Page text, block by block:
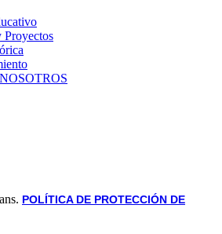
Proyectos
POLÍTICA DE PROTECCIÓN DE